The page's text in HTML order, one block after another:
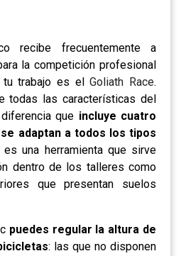
recibe frecuentemente a
la competición profesional
tu trabajo es elGoliath Race.
todas las características del
que incluye cuatro
adaptan a todos los tipos
una herramienta que sirve
dentro de los talleres como
que presentan suelos
puedes regular la altura de
: las que no disponen